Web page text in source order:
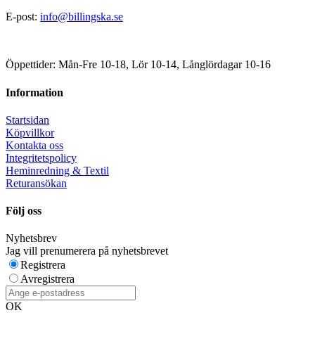
E-post: info@billingska.se
Öppettider: Mån-Fre 10-18, Lör 10-14, Långlördagar 10-16
Information
Startsidan
Köpvillkor
Kontakta oss
Integritetspolicy
Heminredning & Textil
Returansökan
Följ oss
Nyhetsbrev
Jag vill prenumerera på nyhetsbrevet
Registrera
Avregistrera
OK